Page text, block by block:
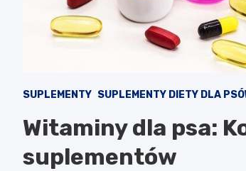
SUPLEMENTY SUPLEMENTY DIETY DLA
Witaminy dla psa:
suplementów